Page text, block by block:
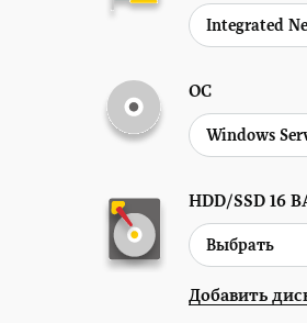
ОС
HDD/SSD 16
Добавить